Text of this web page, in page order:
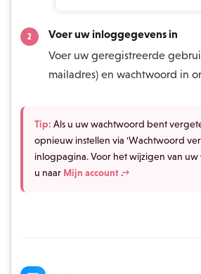
Voer uw inloggegevens in
Voer uw geregistreerde
mailadres) en wachtwoord in
Tip: Als u uw wachtwoord bent
opnieuw instellen via 'Wachtwoord
inlogpagina. Voor het wijzigen van
u naar Mijn account →.